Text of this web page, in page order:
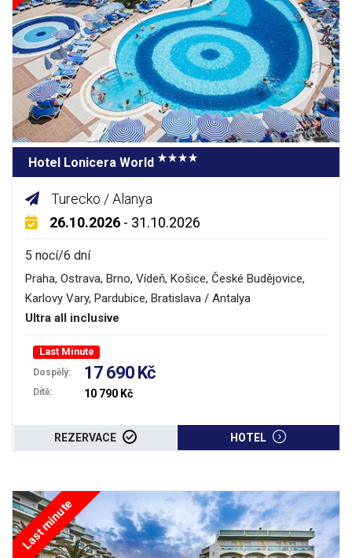
Hotel Lonicera World
Turecko / Alanya
26.10.2026 - 31.10.2026
5 nocí/6 dní
Praha, Ostrava, Brno, Vídeň, Košice, České Budějovice,
Karlovy Vary, Pardubice, Bratislava / Antalya
Ultra all inclusive
Last Minute
Dospělý: 17 690 Kč
Dítě: 10 790 Kč
REZERVACE HOTEL
Last minute